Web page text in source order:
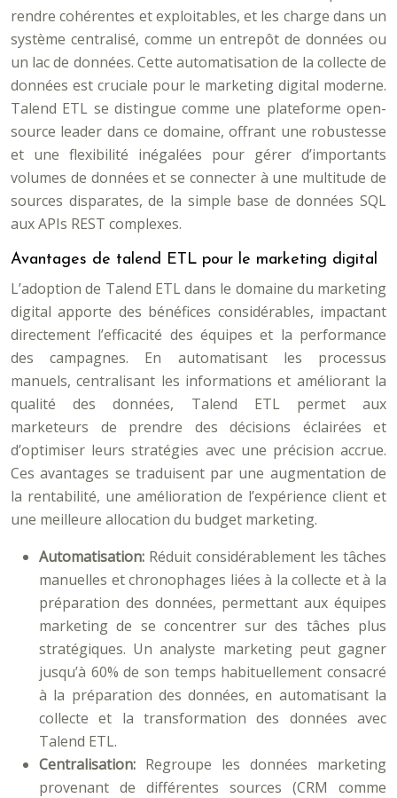
rendre cohérentes et exploitables, et les charge dans un
système centralisé, comme un entrepôt de données ou
un lac de données. Cette automatisation de la collecte de
données est cruciale pour le marketing digital moderne.
Talend ETL se distingue comme une plateforme open-
source leader dans ce domaine, offrant une robustesse
et une flexibilité inégalées pour gérer d’importants
volumes de données et se connecter à une multitude de
sources disparates, de la simple base de données SQL
aux APIs REST complexes.
Avantages de talend ETL pour le marketing digital
L’adoption de Talend ETL dans le domaine du marketing
digital apporte des bénéfices considérables, impactant
directement l’efficacité des équipes et la performance
des campagnes. En automatisant les processus
manuels, centralisant les informations et améliorant la
qualité des données, Talend ETL permet aux
marketeurs de prendre des décisions éclairées et
d’optimiser leurs stratégies avec une précision accrue.
Ces avantages se traduisent par une augmentation de
la rentabilité, une amélioration de l’expérience client et
une meilleure allocation du budget marketing.
Automatisation: Réduit considérablement les tâches
manuelles et chronophages liées à la collecte et à la
préparation des données, permettant aux équipes
marketing de se concentrer sur des tâches plus
stratégiques. Un analyste marketing peut gagner
jusqu’à 60% de son temps habituellement consacré
à la préparation des données, en automatisant la
collecte et la transformation des données avec
Talend ETL.
Centralisation: Regroupe les données marketing
provenant de différentes sources (CRM comme